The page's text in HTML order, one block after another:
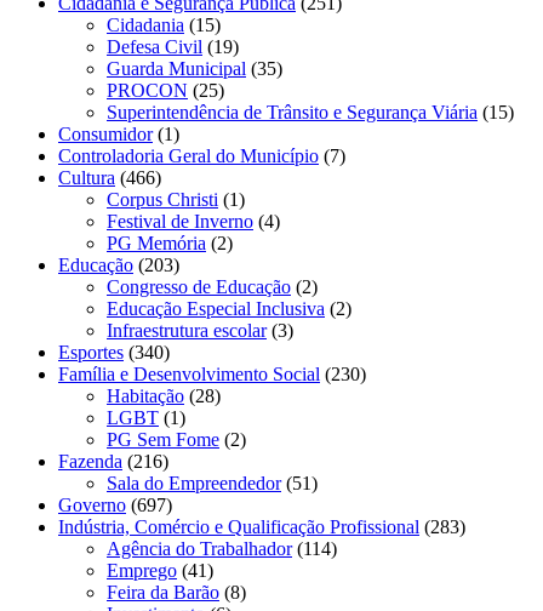
Cidadania (15)
Defesa Civil (19)
Guarda Municipal (35)
PROCON (25)
Superintendência de Trânsito e Segurança Viária (15)
Consumidor(1)
Controladoria Geral do Município (7)
Cultura (466)
Corpus Christi (1)
Festival de Inverno (4)
PG Memória (2)
Educação (203)
Congresso de Educação (2)
Educação Especial Inclusiva (2)
Infraestrutura escolar(3)
Esportes (340)
Família e Desenvolvimento Social (230)
Habitação (28)
LGBT (1)
PG Sem Fome (2)
Fazenda (216)
Sala do Empreendedor(51)
Governo (697)
Indústria, Comércio e Qualificação Profissional (283)
Agência do Trabalhador(114)
Emprego (41)
Feira da Barão (8)